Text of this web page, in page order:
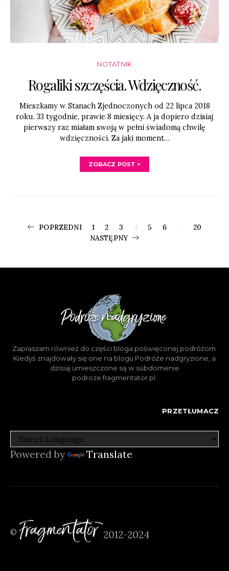
NOTATNIK
Rogaliki szczęścia. Wdzięczność.
Mieszkamy w Stanach Zjednoczonych od 22 lipca 2018
roku. 33 tygodnie, prawie 8 miesięcy. A ja dopiero dzisiaj
pierwszy raz miałam swoją w pełni świadomą chwilę
wdzięczności. Za jaki moment…
ZOBACZ POST >
POPRZEDNI 1 2 3 4 5 6 …
20
NASTĘPNY
Zapraszam również do części bloga poświęconej podróżom.
Kiedyś znajdowały się one na blogu Podróże nadgryzione, a
dzisiaj umieszczone są w subdomenie
podroze.fragmentator.pl.
PRZETŁUMACZ
Powered by Translate
© Fragmentator 2012-2024